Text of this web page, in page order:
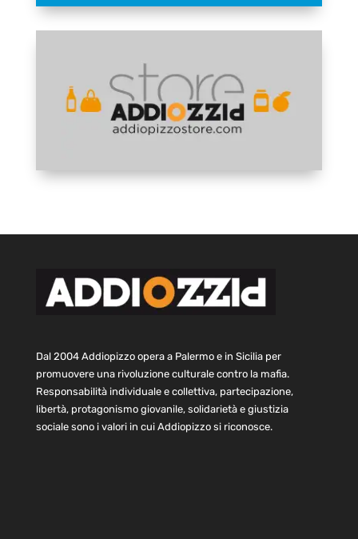
Dal 2004 Addiopizzo opera a Palermo e in Sicilia per
promuovere una rivoluzione culturale contro la mafia.
Responsabilità individuale e collettiva, partecipazione,
libertà, protagonismo giovanile, solidarietà e giustizia
sociale sono i valori in cui Addiopizzo si riconosce.